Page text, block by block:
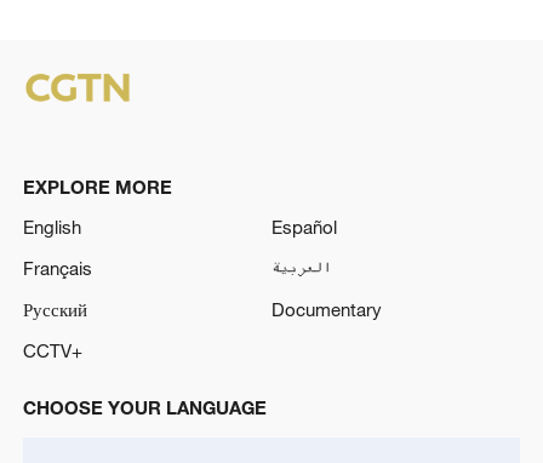
EXPLORE MORE
English
Español
Français
العربية
Русский
Documentary
CCTV+
CHOOSE YOUR LANGUAGE